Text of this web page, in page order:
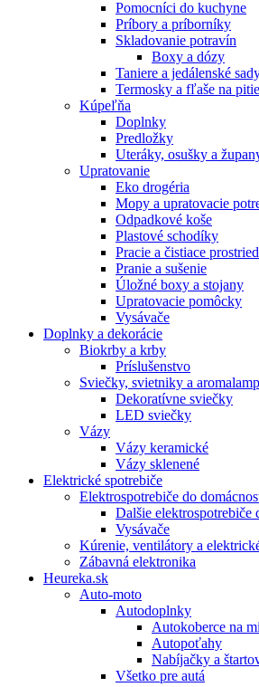
Pomocníci do kuchyne
Príbory a príborníky
Skladovanie potravín
Boxy a dózy
Taniere a jedálenské
Termosky a fľaše na pitie
Kúpeľňa
Doplnky
Predložky
Uteráky, osušky a
Upratovanie
Eko drogéria
Mopy a upratovacie
Odpadkové koše
Plastové schodíky
Pracie a čistiace
Pranie a sušenie
Úložné boxy a stojany
Upratovacie pomôcky
Vysávače
Doplnky a dekorácie
Biokrby a krby
Príslušenstvo
Sviečky, svietniky a
Dekoratívne sviečky
LED sviečky
Vázy
Vázy keramické
Vázy sklenené
Elektrické spotrebiče
Elektrospotrebiče do
Dalšie elektrospotrebiče
Vysávače
Kúrenie, ventilátory a
Zábavná elektronika
Heureka.sk
Auto-moto
Autodoplnky
Autokoberce na
Autopoťahy
Nabíjačky a
Všetko pre autá